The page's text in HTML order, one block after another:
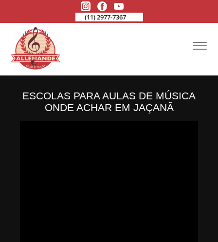
(11) 2977-7367
ESCOLAS PARA AULAS DE MÚSICA
ONDE ACHAR EM JAÇANÃ